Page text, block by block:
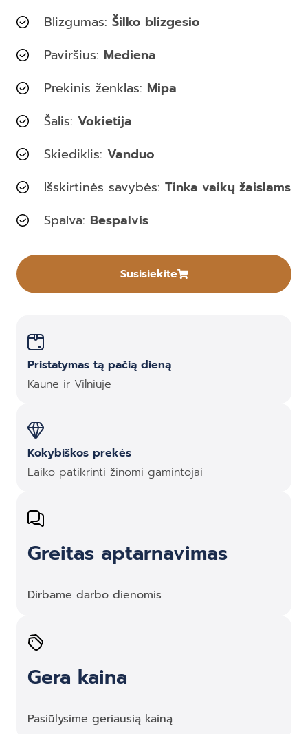
Blizgumas: Šilko blizgesio
Paviršius: Mediena
Prekinis ženklas: Mipa
Šalis: Vokietija
Skiediklis: Vanduo
Išskirtinės savybės: Tinka vaikų žaislams
Spalva: Bespalvis
Susisiekite
Pristatymas tą pačią dieną
Kaune ir Vilniuje
Kokybiškos prekės
Laiko patikrinti žinomi gamintojai
Greitas aptarnavimas
Dirbame darbo dienomis
Gera kaina
Pasiūlysime geriausią kainą